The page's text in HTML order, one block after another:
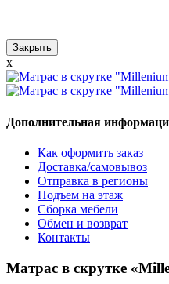
Закрыть
x
Дополнительная
Как оформить заказ
Доставка/самовывоз
Отправка в регионы
Подъем на этаж
Сборка мебели
Обмен и возврат
Контакты
Матрас в скрутке